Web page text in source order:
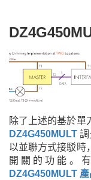
除了上述的基於單
DZ4G450MULT
以並聯方式接駁時
開關的功能。
DZ4G450MULT